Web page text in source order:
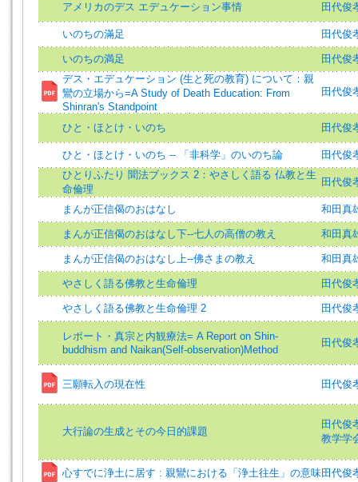
アメリカのデス エデュケーション事情 田代俊
いのちの滿足 田代俊
いのちの満足
田代俊
デス・エデュケーション (生と死の教育) について：親
鸞の立場から=A Study of Death Education: From
Shinran's Standpoint
田代俊
ひと・ほとけ・いのち 田代俊
ひと・ほとけ・いのち -- 「非科学」のいのち論
田代俊
ひとりふたり 聞法ブックス 2：やさしく語る 仏教と生
命倫理
田代俊
まんが正信偈のおはなし 和田真
まんが正信偈のおはなし下--七人の高僧の教え 和田真
まんが正信偈のおはなし上--佛さまの教え 和田真
やさしく語る佛教と生命倫理 田代俊
やさしく語る佛教と生命倫理 2 田代俊
レポート・真宗と内観療法= A Report on Shin-
buddhism and Naikan(Self-observation)Method
田代俊
三願転入の現在性 田代俊
大行論の生成とその今日的課題
田代俊
教学学
心すでに浄土に居す : 親鸞における「浄土往生」の意味田代俊